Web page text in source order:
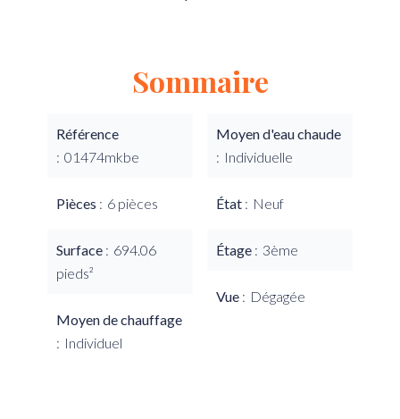
Sommaire
Référence
01474mkbe
Pièces 6 pièces
Surface
694.06
pieds²
Moyen de chauffage
Individuel
Moyen d'eau chaude
Individuelle
État Neuf
Étage 3ème
Vue Dégagée